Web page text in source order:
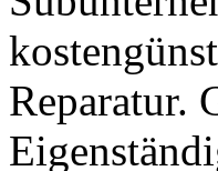
Reparatur.